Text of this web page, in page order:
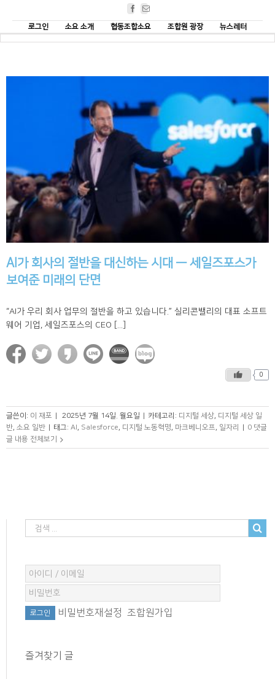
Facebook
로그인
소요 소개 협동조합소요 조합원 광장 뉴스레터
AI가 회사의 절반을 대신하는 시대 — 세일즈포스가
보여준 미래의 단면
“AI가 우리 회사 업무의 절반을 하고 있습니다.” 실리콘밸리의 대표 소프트
웨어 기업, 세일즈포스의 CEO [...]
0
글쓴이: 이 재포 | 2025년 7월 14일. 월요일 | 카테고리: 디지털 세상, 디지털 세상 일
반, 소요 일반 | 태그: AI, Salesforce, 디지털 노동혁명, 마크베니오프, 일자리 | 0 댓글
글 내용 전체보기
비밀번호재설정 조합원가입
즐겨찾기 글